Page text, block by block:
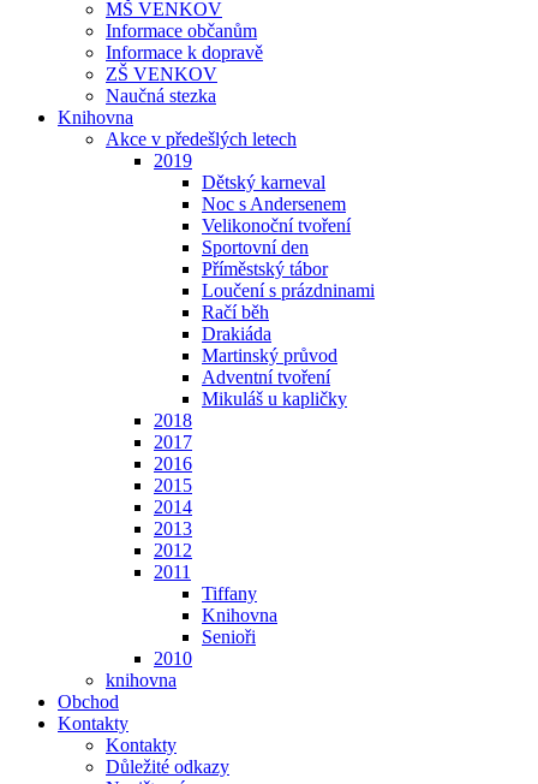
MŠ VENKOV
Informace občanům
Informace k dopravě
ZŠ VENKOV
Naučná stezka
Knihovna
Akce v předešlých letech
2019
Dětský karneval
Noc s Andersenem
Velikonoční tvoření
Sportovní den
Příměstský tábor
Loučení s prázdninami
Račí běh
Drakiáda
Martinský průvod
Adventní tvoření
Mikuláš u kapličky
2018
2017
2016
2015
2014
2013
2012
2011
Tiffany
Knihovna
Senioři
2010
knihovna
Obchod
Kontakty
Kontakty
Důležité odkazy